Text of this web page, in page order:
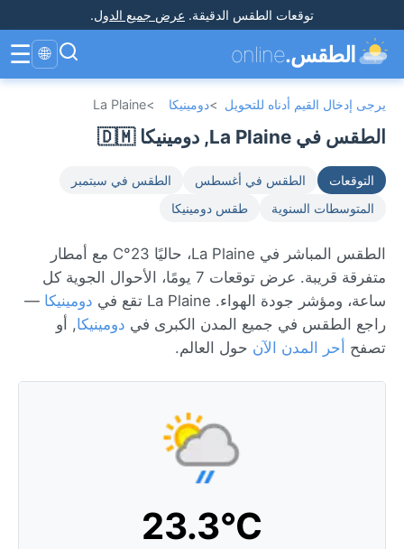
توقعات الطقس الدقيقة. عرض جميع الدول.
الطقس.online
🌐
☰
يرجى إدخال القيم أدناه للتحويل >دومينيكا >
La Plaine
الطقس في La Plaine, دومينيكا 🇩🇲
التوقعات الطقس في أغسطس
الطقس في سبتمبر
المتوسطات السنوية
طقس دومينيكا
الطقس المباشر في La Plaine، حاليًا 23°C مع أمطار
متفرقة قريبة. عرض توقعات 7 يومًا، الأحوال الجوية كل
ساعة، ومؤشر جودة الهواء. La Plaine تقع في
دومينيكا —
راجع الطقس في جميع المدن الكبرى في دومينيكا, أو
تصفح أحر المدن الآن حول العالم.
23.3°C